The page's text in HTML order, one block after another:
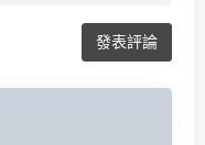
發表評論